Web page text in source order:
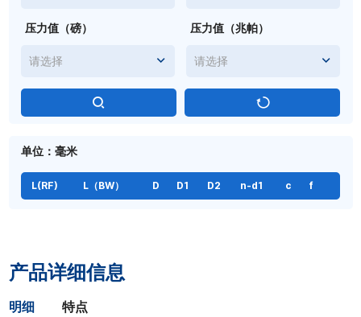
压力值（磅）
请选择
压力值（兆帕）
请选择
单位：毫米
L(RF) L（BW） D D1 D2 n-d1 c f
产品详细信息
明细 特点